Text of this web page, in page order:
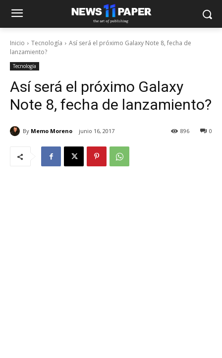
Inicio Tecnología
Así será el próximo Galaxy Note 8, fecha de
lanzamiento?
Tecnología
Así será el próximo Galaxy
Note 8, fecha de lanzamiento?
By Memo Moreno junio 16, 2017 0
896